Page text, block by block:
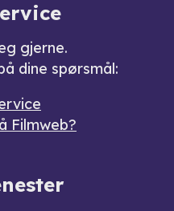
gjerne.
dine spørsmål:
Filmweb?